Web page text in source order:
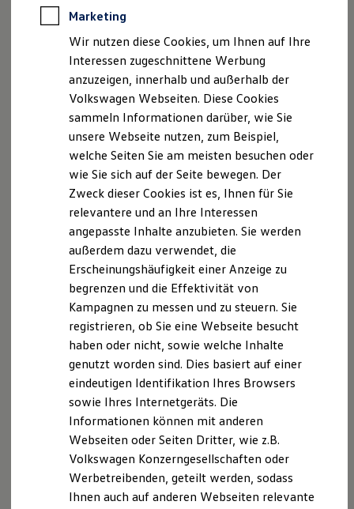
Software, Konnektivität & Apps
California App
VW Connect für Ihren ID. Buzz
VW Connect für Ihren Transporter/Caravelle
VW Connect für Ihren Amarok
VW Connect für andere Modelle
Connect Pro
Fleet Interface Data
Multistop Pathfinder
Übersicht Software Updates
Hilfreiches für Besitzer
Fahrerassistenz- und Sicherheitssysteme
Kontrollleuchten
Kurzfahrprofile und Ölverdünnung
XTL-Dieselkraftstoff
Ersatzteile und Betriebsflüssigkeiten
Original Zubehör und Lifestyle Produkte
myVolkswagen
myVolkswagen Business
Elektrisch & Autonom
Elektro - & Hybridfahrzeuge
Unser Ansatz
Klimafreundlicher Strom
Reichweite & Ladelösungen
Reichweitensimulator
Ladezeitensimulator
Ladelösungen für Privatkunden
Ladelösungen für Gewerbekunden
Wallbox und Ladekabel
Förderung & Kosten der Elektrofahrzeuge
Fördermöglichkeiten für Privatkunden
Fördermöglichkeiten für Gewerbekunden
Verbraucherschlichtungsstelle weder bereit noch dazu
verpflichtet.“
Unser externer Datenschutzbeauftragter ist unter
folgenden Kontaktdaten erreichbar:
activeLAW PartmbB Klein.Offenhausen
Rechts- und Fachanwälte.Notar
Hans-Böckle-Allee 26
30173 Hannover
Tel. 0511 54747-0
Fax 0511 54747-11
datenschutz@activelaw.de
Datenschutzerklärung
A. Verantwortlicher
Wir freuen uns, dass Sie unsere Webseite der
Autodienst Schönebeck GmbH besuchen. Im
Folgenden informieren wir Sie über die Verarbeitung
Ihrer personenbezogenen Daten durch uns im
Zusammenhang mit Ihrem Besuch unserer Webseite.
Marketing
Wir nutzen diese Cookies, um Ihnen auf Ihre
Interessen zugeschnittene Werbung
anzuzeigen, innerhalb und außerhalb der
Volkswagen Webseiten. Diese Cookies
sammeln Informationen darüber, wie Sie
unsere Webseite nutzen, zum Beispiel,
welche Seiten Sie am meisten besuchen oder
wie Sie sich auf der Seite bewegen. Der
Zweck dieser Cookies ist es, Ihnen für Sie
relevantere und an Ihre Interessen
angepasste Inhalte anzubieten. Sie werden
außerdem dazu verwendet, die
Erscheinungshäufigkeit einer Anzeige zu
begrenzen und die Effektivität von
Kampagnen zu messen und zu steuern. Sie
registrieren, ob Sie eine Webseite besucht
haben oder nicht, sowie welche Inhalte
genutzt worden sind. Dies basiert auf einer
eindeutigen Identifikation Ihres Browsers
sowie Ihres Internetgeräts. Die
Informationen können mit anderen
Webseiten oder Seiten Dritter, wie z.B.
Volkswagen Konzerngesellschaften oder
Werbetreibenden, geteilt werden, sodass
Ihnen auch auf anderen Webseiten relevante